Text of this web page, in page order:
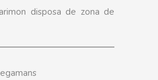
disposa de zona de